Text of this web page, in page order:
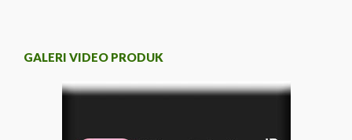
GALERI VIDEO PRODUK